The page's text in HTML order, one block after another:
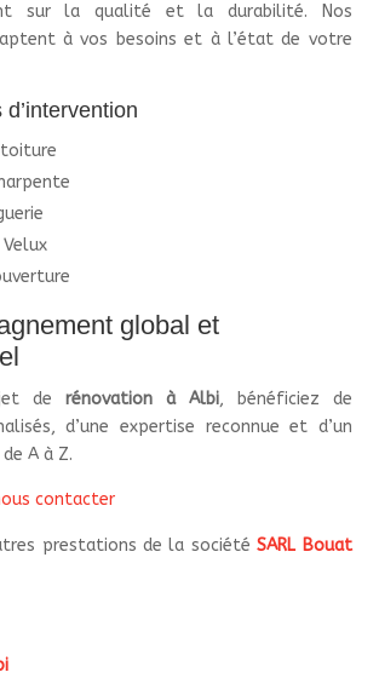
sur la qualité et la durabilité. Nos
à vos besoins et à l’état de votre
toiture
global et
de rénovation à Albi, bénéficiez de
d’une expertise reconnue et d’un
A à Z.
contacter
prestations de la sociétéSARL Bouat